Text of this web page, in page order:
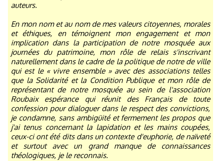
auteurs.
En mon nom et au nom de mes valeurs citoyennes, morales
et éthiques, en témoignent mon engagement et mon
implication dans la participation de notre mosquée aux
journées du patrimoine, mon rôle de relais s'inscrivant
naturellement dans le cadre de la politique de notre de ville
qui est le « vivre ensemble » avec des associations telles
que la Solidarité et la Condition Publique et mon rôle de
représentant de notre mosquée au sein de l'association
Roubaix espérance qui réunit des Français de toute
confession pour dialoguer dans le respect des convictions,
je condamne, sans ambigüité et fermement les propos que
j'ai tenus concernant la lapidation et les mains coupées,
ceux-ci ont été dits dans un contexte d'euphorie, de naïveté
et surtout avec un grand manque de connaissances
théologiques, je le reconnais.